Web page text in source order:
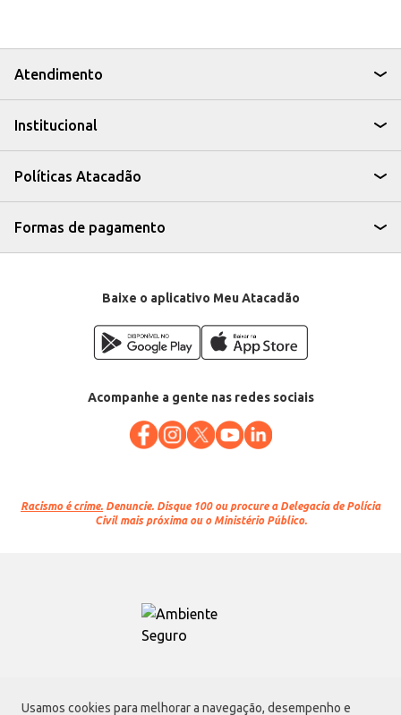
Usamos cookies para melhorar a navegação, desempenho e
Atendimento
Institucional
Políticas Atacadão
Formas de pagamento
Baixe o aplicativo Meu Atacadão
Acompanhe a gente nas redes sociais
Racismo é crime. Denuncie. Disque 100 ou procure a Delegacia de Polícia
Civil mais próxima ou o Ministério Público.
Atacadão S.A.